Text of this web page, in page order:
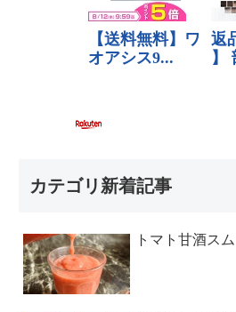
カテゴリ新着記事
トマト甘酒ス